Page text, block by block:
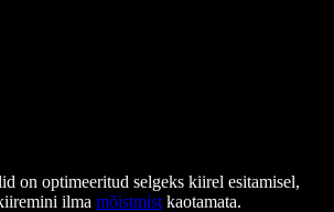
on optimeeritud selgeks kiirel esitamisel,
ilma mõistmist kaotamata.